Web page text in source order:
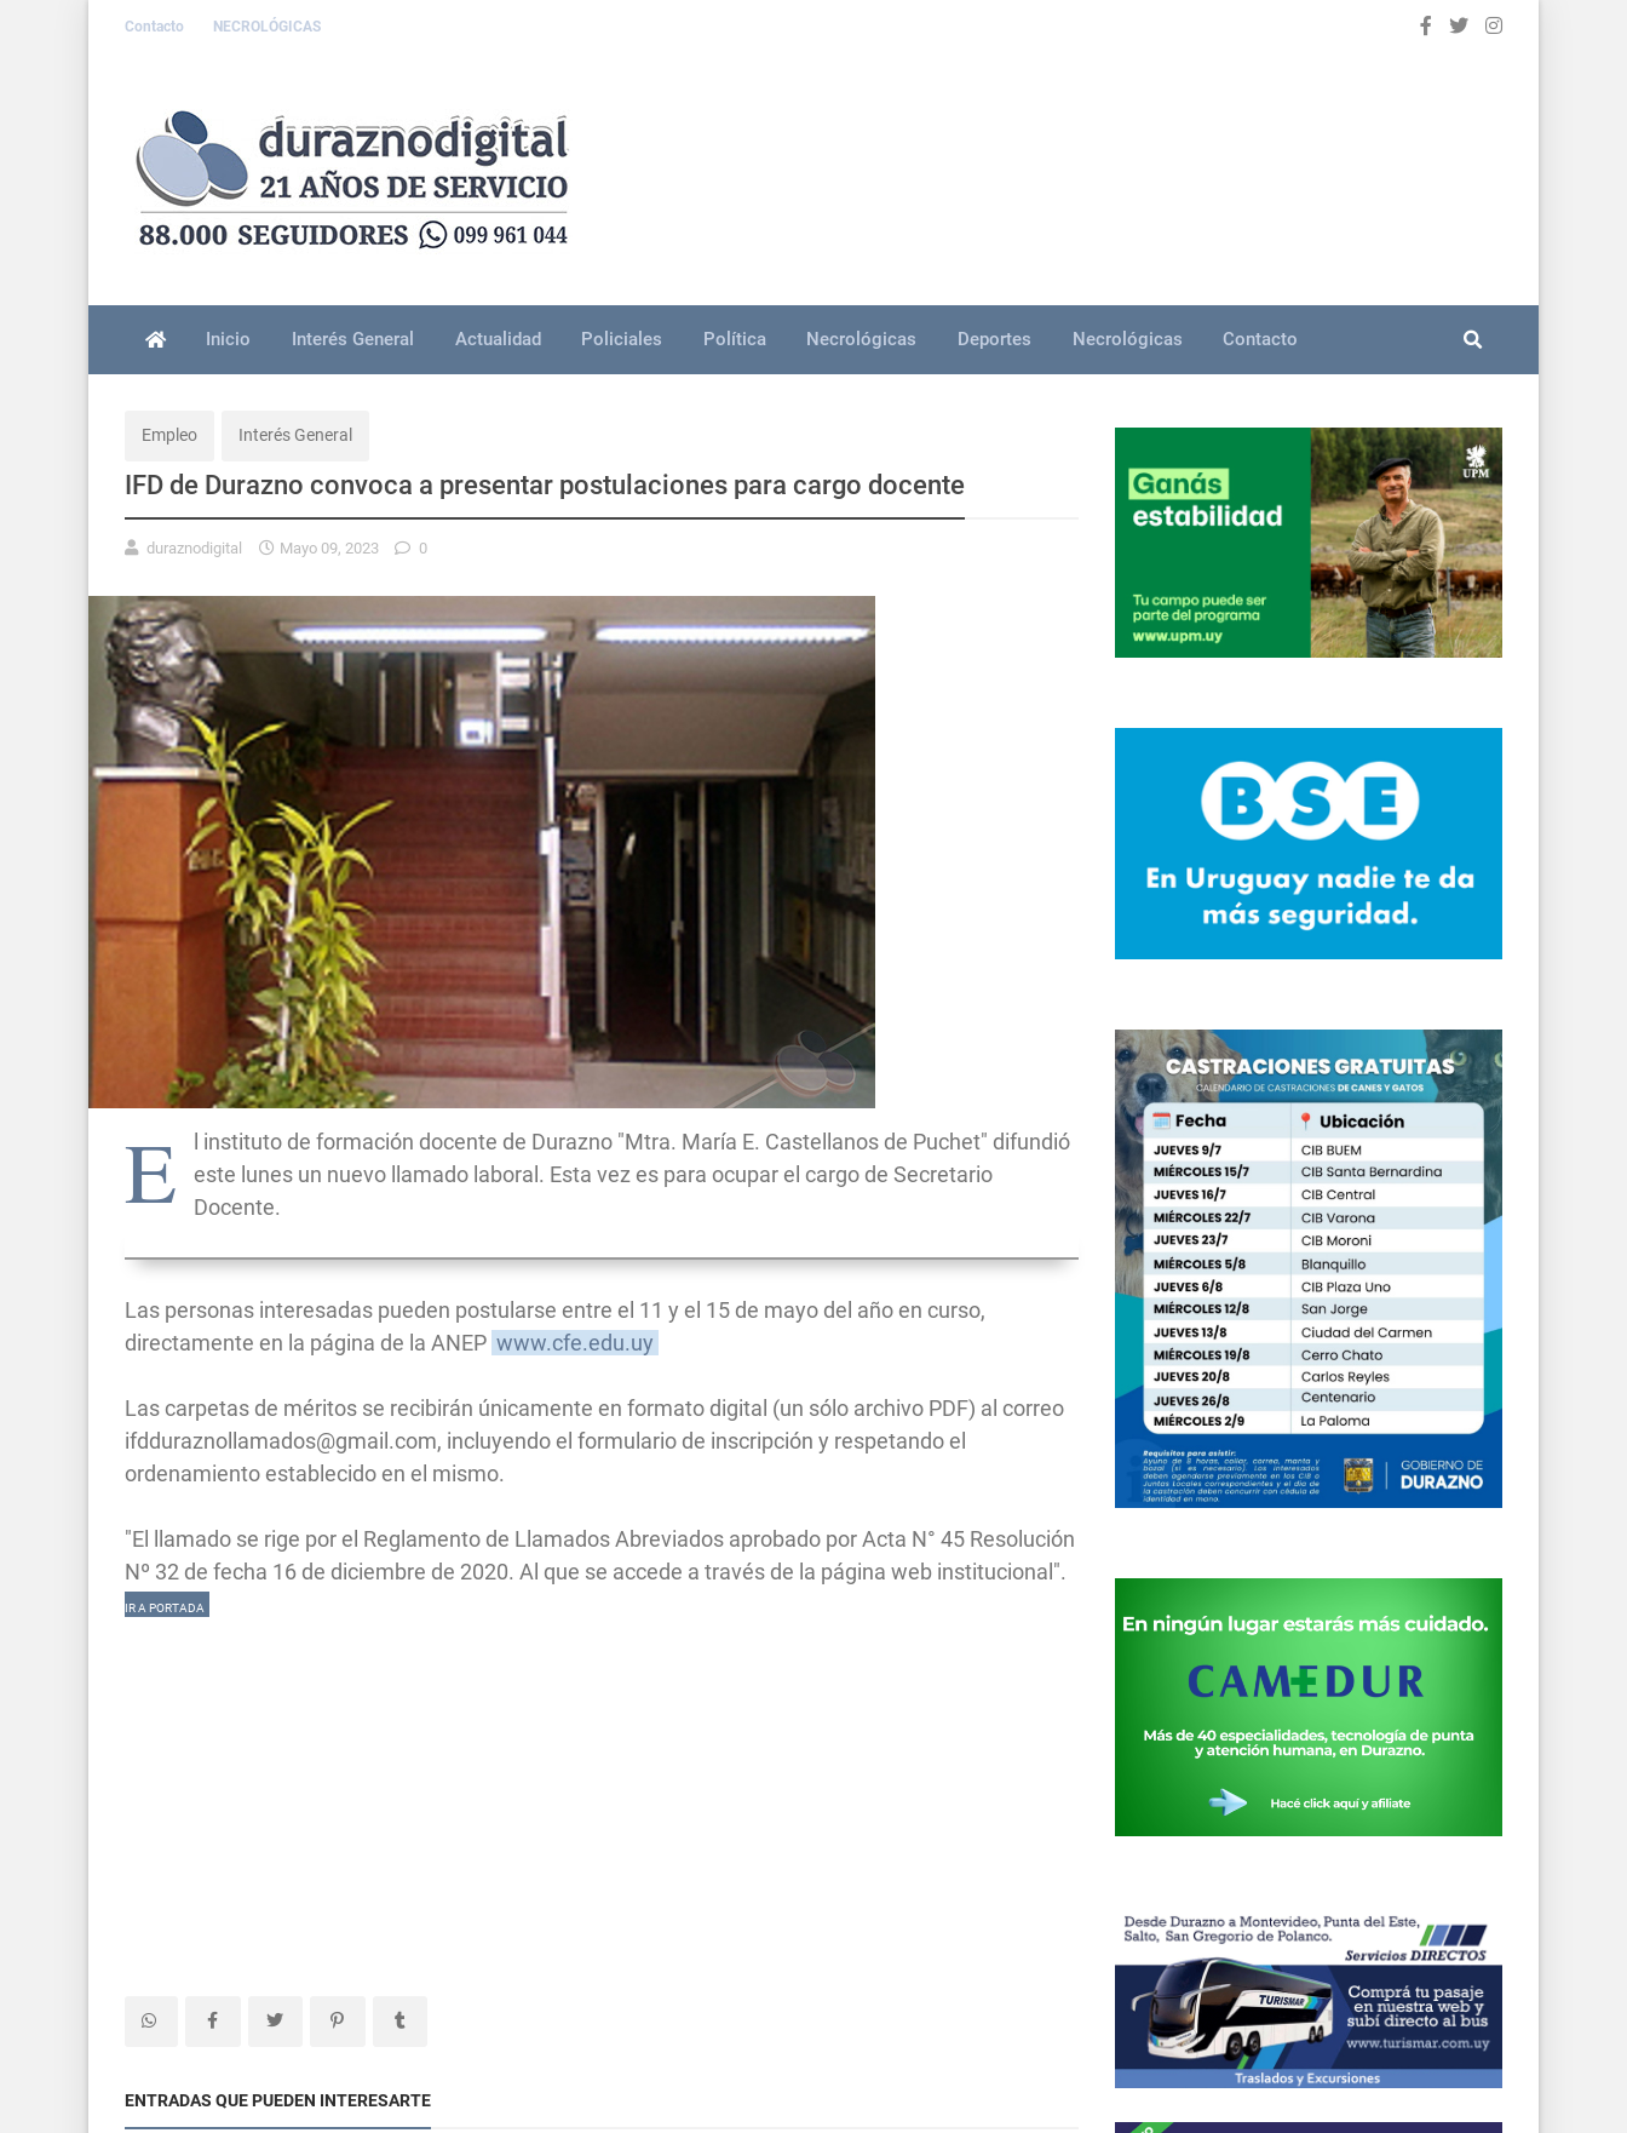
Contacto NECROLÓGICAS
Inicio Interés General Actualidad Policiales Política Necrológicas Deportes Necrológicas Contacto
Empleo Interés General
IFD de Durazno convoca a presentar postulaciones para cargo docente
duraznodigital Mayo 09, 2023 0
E
l instituto de formación docente de Durazno "Mtra. María E. Castellanos de Puchet" difundió
este lunes un nuevo llamado laboral. Esta vez es para ocupar el cargo de Secretario
Docente.
Las personas interesadas pueden postularse entre el 11 y el 15 de mayo del año en curso,
directamente en la página de la ANEP www.cfe.edu.uy
Las carpetas de méritos se recibirán únicamente en formato digital (un sólo archivo PDF) al correo
ifdduraznollamados@gmail.com, incluyendo el formulario de inscripción y respetando el
ordenamiento establecido en el mismo.
"El llamado se rige por el Reglamento de Llamados Abreviados aprobado por Acta N° 45 Resolución
Nº 32 de fecha 16 de diciembre de 2020. Al que se accede a través de la página web institucional".
IR A PORTADA
ENTRADAS QUE PUEDEN INTERESARTE